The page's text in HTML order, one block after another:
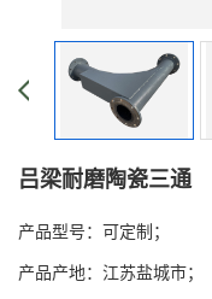
吕梁耐磨陶瓷三通
产品型号：可定制；
产品产地：江苏盐城市；